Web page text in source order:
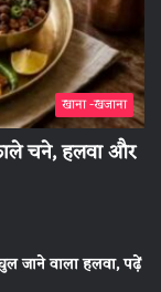
खाना -खजाना
काले चने, हलवा और
जाने वाला हलवा, पढ़ें